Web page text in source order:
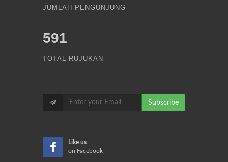
JUMLAH PENGUNJUNG
591
TOTAL RUJUKAN
Subscribe
Like us
on Facebook